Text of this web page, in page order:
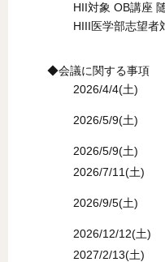
HII対象 OB講座
HIII医学部志望者
◆会議に関する事項
2026/4/4(土)
2026/5/9(土)
2026/5/9(土)
2026/7/11(土)
2026/9/5(土)
2026/12/12(土)
2027/2/13(土)